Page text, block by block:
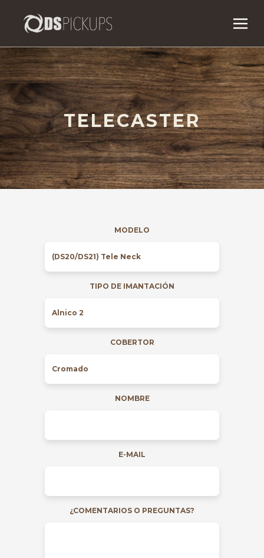
TELECASTER
MODELO
TIPO DE IMANTACIÓN
COBERTOR
NOMBRE
E-MAIL
¿COMENTARIOS O PREGUNTAS?